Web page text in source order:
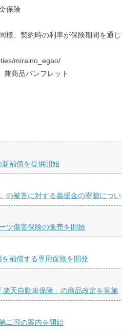
保険
様、契約時の利率が保険期間を通じ
miraino_egao/
兼商品パンフレット
補償を提供開始
の被害に対する義援金の寄贈につい
ツ傷害保険の販売を開始
補償する専用保険を開発
天自動車保険」の商品改定を実施
二弾の案内を開始